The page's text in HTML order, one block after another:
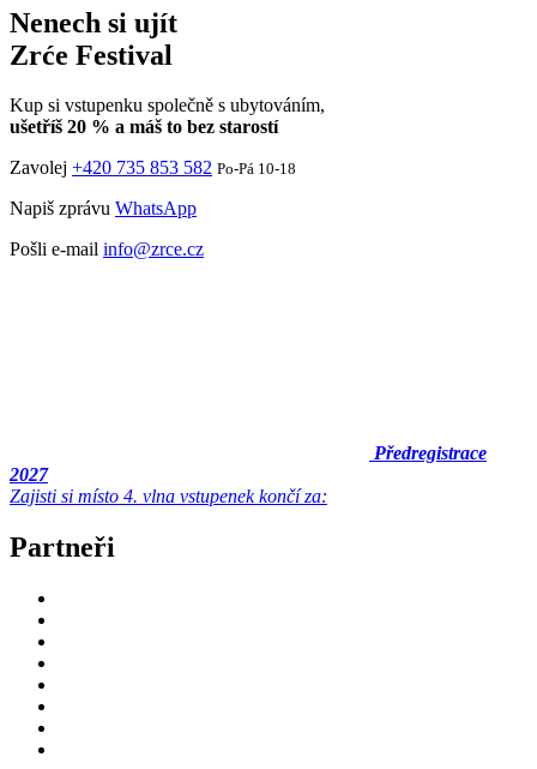
Nenech si ujít
Zrće Festival
Kup si vstupenku společně s ubytováním,
ušetříš 20 % a máš to bez starostí
Zavolej +420 735 853 582 Po-Pá 10-18
Napiš zprávu WhatsApp
Pošli e-mail info@zrce.cz
Předregistrace
2027
Zajisti si místo 4. vlna vstupenek končí za:
Partneři